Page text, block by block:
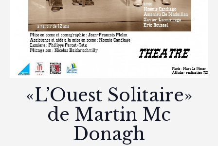
«L’Ouest Solitaire»
de Martin Mc
Donagh